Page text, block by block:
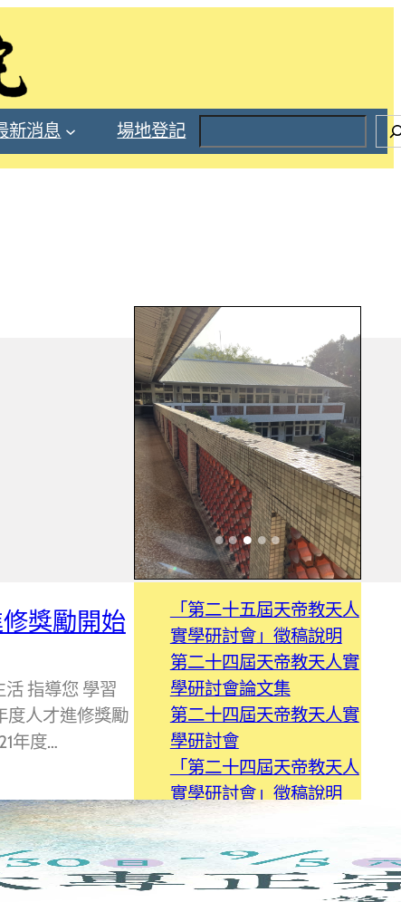
新消息 場地登記
e
獎勵開始
指導您 學習
度人才進修獎勵
年度…
「第二十五屆天帝教天人
實學研討會」徵稿說明
第二十四屆天帝教天人實
學研討會論文集
第二十四屆天帝教天人實
學研討會
「第二十四屆天帝教天人
實學研討會」徵稿說明
第二十三屆天帝教天人實
學研討會論文集
登入